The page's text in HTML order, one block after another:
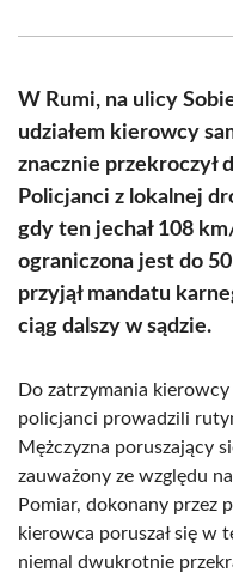
(Twitter)
W Rumi, na ulicy
udziałem kierowcy
znacznie przekroczył
Policjanci z lokalnej
gdy ten jechał 108
ograniczona jest do
przyjął mandatu
ciąg dalszy w sądzie.
Do zatrzymania
policjanci prowadzili
Mężczyzna poruszający
zauważony ze względu
Pomiar, dokonany przez
kierowca poruszał się w
niemal dwukrotnie